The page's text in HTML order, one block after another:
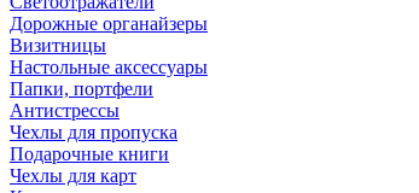
Дорожные органайзеры
Визитницы
Настольные аксессуары
Папки, портфели
Антистрессы
Чехлы для пропуска
Подарочные книги
Чехлы для карт